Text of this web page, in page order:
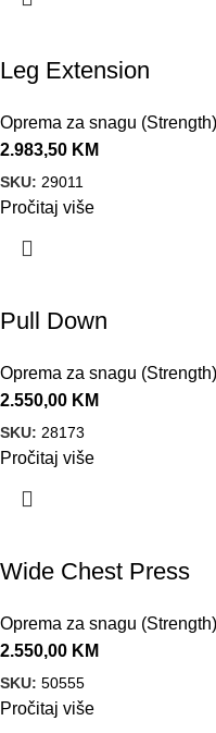
Leg Extension
Oprema za snagu (Strength)
2.983,50 KM
SKU: 29011
Pročitaj više
Pull Down
Oprema za snagu (Strength)
2.550,00 KM
SKU: 28173
Pročitaj više
Wide Chest Press
Oprema za snagu (Strength)
2.550,00 KM
SKU: 50555
Pročitaj više